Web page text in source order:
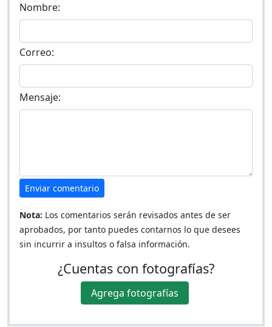
Nombre:
Correo:
Mensaje:
Enviar comentario
Nota: Los comentarios serán revisados antes de ser
aprobados, por tanto puedes contarnos lo que desees
sin incurrir a insultos o falsa información.
¿Cuentas con fotografías?
Agrega fotografías